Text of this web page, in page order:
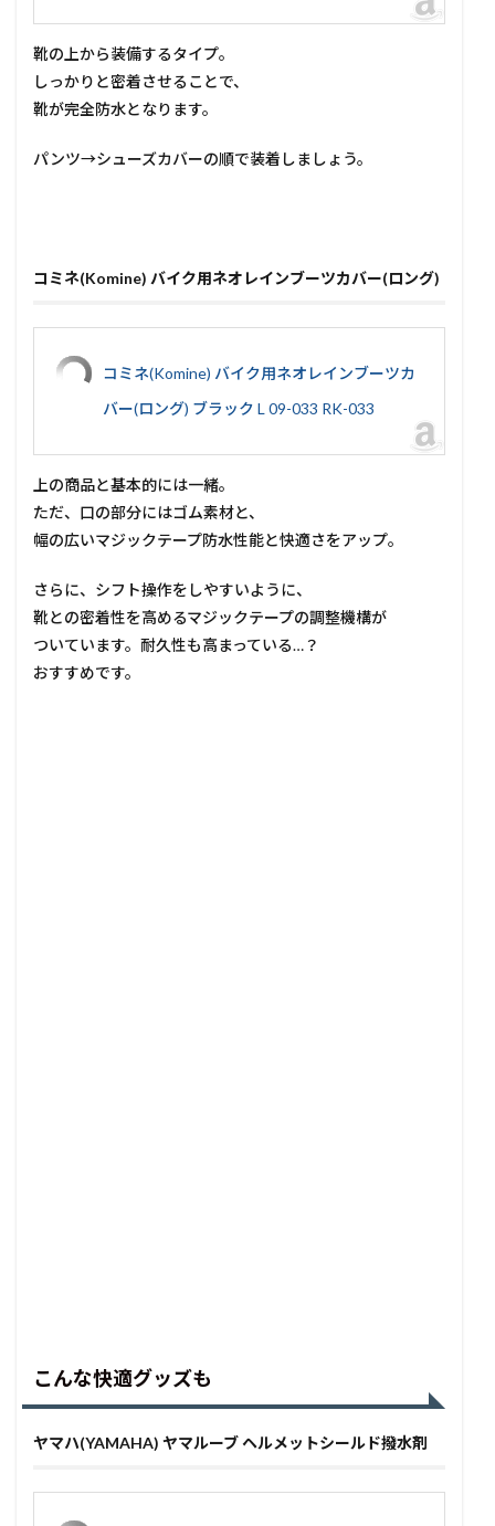
靴の上から装備するタイプ。
しっかりと密着させることで、
靴が完全防水となります。
パンツ→シューズカバーの順で装着しましょう。
コミネ(Komine) バイク用ネオレインブーツカバー(ロング)
コミネ(Komine) バイク用ネオレインブーツカ
バー(ロング) ブラック L 09-033 RK-033
上の商品と基本的には一緒。
ただ、口の部分にはゴム素材と、
幅の広いマジックテープ防水性能と快適さをアップ。
さらに、シフト操作をしやすいように、
靴との密着性を高めるマジックテープの調整機構が
ついています。耐久性も高まっている…？
おすすめです。
こんな快適グッズも
ヤマハ(YAMAHA) ヤマルーブ ヘルメットシールド撥水剤